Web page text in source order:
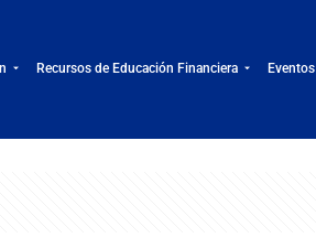
Recursos de Educación Financiera Eventos